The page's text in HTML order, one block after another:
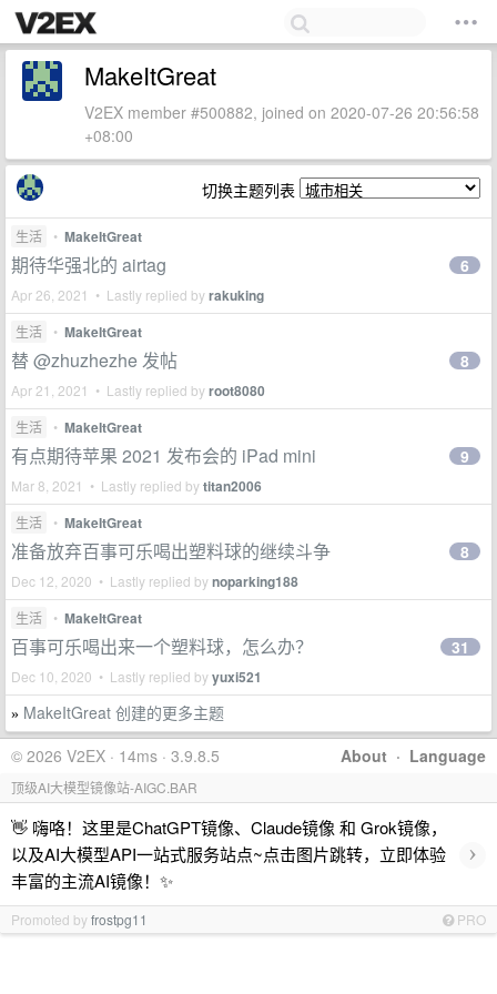
MakeItGreat
V2EX member #500882, joined on 2020-07-26 20:56:58
+08:00
切换主题列表
生活 • MakeItGreat
期待华强北的 airtag
Apr 26, 2021 • Lastly replied byrakuking
6
生活 • MakeItGreat
替 @zhuzhezhe 发帖
Apr 21, 2021 • Lastly replied byroot8080
8
生活 • MakeItGreat
有点期待苹果 2021 发布会的 iPad mini
Mar 8, 2021 • Lastly replied bytitan2006
9
生活 • MakeItGreat
准备放弃百事可乐喝出塑料球的继续斗争
Dec 12, 2020 • Lastly replied bynoparking188
8
生活 • MakeItGreat
百事可乐喝出来一个塑料球，怎么办？
Dec 10, 2020 • Lastly replied byyuxi521
31
» MakeItGreat 创建的更多主题
About · Language
© 2026 V2EX · 14ms · 3.9.8.5
顶级AI大模型镜像站-AIGC.BAR
👋 嗨咯！这里是ChatGPT镜像、Claude镜像 和 Grok镜像，
以及AI大模型API一站式服务站点~点击图片跳转，立即体验
丰富的主流AI镜像！✨
›
Promoted byfrostpg11 PRO